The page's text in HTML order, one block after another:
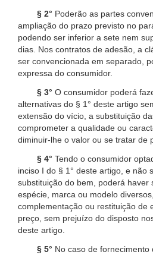
§ 2° Poderão as partes
ampliação do prazo previsto no
podendo ser inferior a sete nem
dias. Nos contratos de adesão, a
ser convencionada em separado,
expressa do consumidor.
§ 3° O consumidor poderá
alternativas do § 1° deste artigo
extensão do vício, a substituição
comprometer a qualidade ou
diminuir-lhe o valor ou se tratar de
§ 4° Tendo o consumidor
inciso I do § 1° deste artigo, e não
substituição do bem, poderá haver
espécie, marca ou modelo
complementação ou restituição de
preço, sem prejuízo do disposto
deste artigo.
§ 5° No caso de fornecimento